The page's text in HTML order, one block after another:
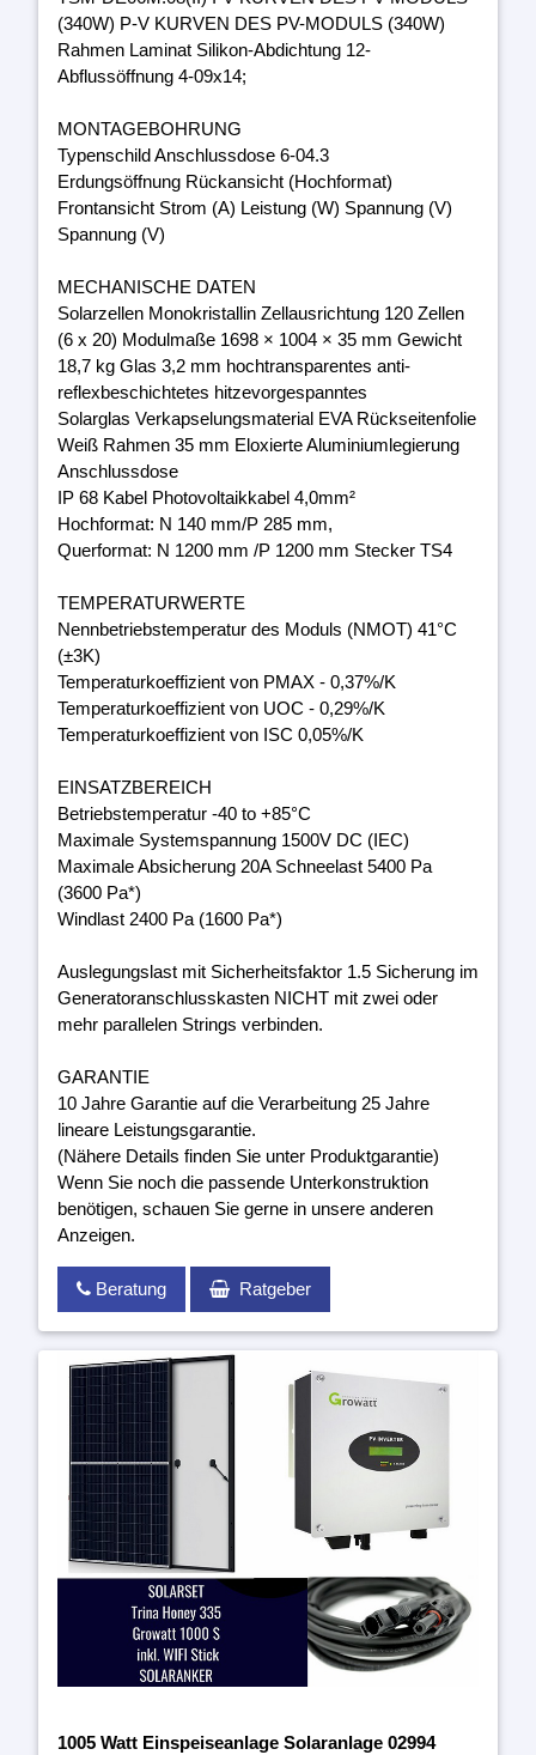
(340W) P-V KURVEN DES PV-MODULS (340W)
Rahmen Laminat Silikon-Abdichtung 12-
Abflussöffnung 4-09x14;
MONTAGEBOHRUNG
Typenschild Anschlussdose 6-04.3
Erdungsöffnung Rückansicht (Hochformat)
Frontansicht Strom (A) Leistung (W) Spannung (V)
Spannung (V)
MECHANISCHE DATEN
Solarzellen Monokristallin Zellausrichtung 120 Zellen
(6 x 20) Modulmaße 1698 × 1004 × 35 mm Gewicht
18,7 kg Glas 3,2 mm hochtransparentes anti-
reflexbeschichtetes hitzevorgespanntes
Solarglas Verkapselungsmaterial EVA Rückseitenfolie
Weiß Rahmen 35 mm Eloxierte Aluminiumlegierung
Anschlussdose
IP 68 Kabel Photovoltaikkabel 4,0mm²
Hochformat: N 140 mm/P 285 mm,
Querformat: N 1200 mm /P 1200 mm Stecker TS4
TEMPERATURWERTE
Nennbetriebstemperatur des Moduls (NMOT) 41°C
(±3K)
Temperaturkoeffizient von PMAX - 0,37%/K
Temperaturkoeffizient von UOC - 0,29%/K
Temperaturkoeffizient von ISC 0,05%/K
EINSATZBEREICH
Betriebstemperatur -40 to +85°C
Maximale Systemspannung 1500V DC (IEC)
Maximale Absicherung 20A Schneelast 5400 Pa
(3600 Pa*)
Windlast 2400 Pa (1600 Pa*)
Auslegungslast mit Sicherheitsfaktor 1.5 Sicherung im
Generatoranschlusskasten NICHT mit zwei oder
mehr parallelen Strings verbinden.
GARANTIE
10 Jahre Garantie auf die Verarbeitung 25 Jahre
lineare Leistungsgarantie.
(Nähere Details finden Sie unter Produktgarantie)
Wenn Sie noch die passende Unterkonstruktion
benötigen, schauen Sie gerne in unsere anderen
Anzeigen.
Beratung Ratgeber
1005 Watt Einspeiseanlage Solaranlage 02994